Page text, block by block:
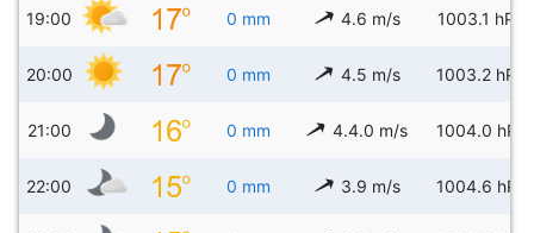
19:00 0 mm 4.6 m/s 1003.1 hPa
20:00 0 mm 4.5 m/s 1003.2 hPa
21:00 0 mm 4.4.0 m/s 1004.0 hPa
22:00 0 mm 3.9 m/s 1004.6 hPa